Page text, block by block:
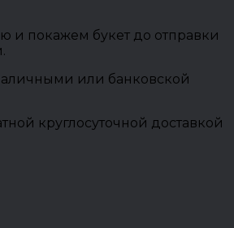
и покажем букет до отправки
или банковской
круглосуточной доставкой